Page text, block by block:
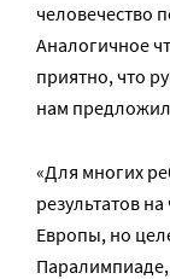
человечество
Аналогичное
приятно, что
нам
«Для многих
результатов
Европы, но
Паралимпиаде,